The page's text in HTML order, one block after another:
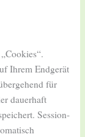
Ihrem Endgerät
für
dauerhaft
Session-